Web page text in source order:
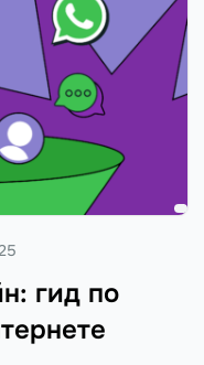
гид по